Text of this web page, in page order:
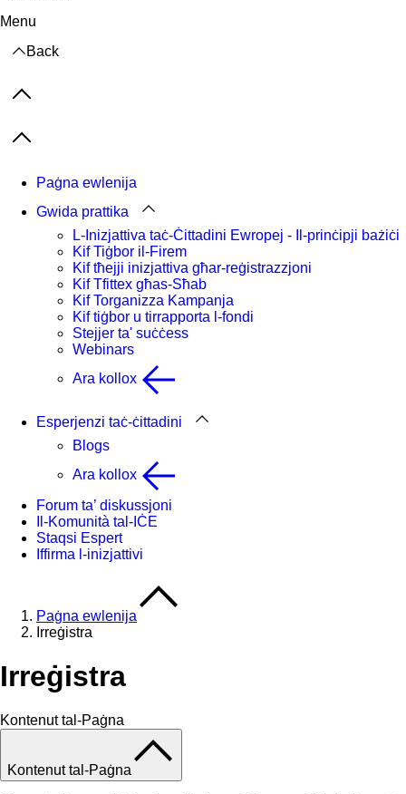
Menu
Back
Previous items
Next items
Paġna ewlenija
Gwida prattika
L-Inizjattiva taċ-Ċittadini Ewropej - Il-prinċipji bażiċi
Kif Tiġbor il-Firem
Kif tħejji inizjattiva għar-reġistrazzjoni
Kif Tfittex għas-Sħab
Kif Torganizza Kampanja
Kif tiġbor u tirrapporta l-fondi
Stejjer ta' suċċess
Webinars
Ara kollox
Esperjenzi taċ-ċittadini
Blogs
Ara kollox
Forum ta’ diskussjoni
Il-Komunità tal-IĊE
Staqsi Espert
Iffirma l-inizjattivi
Paġna ewlenija
Irreġistra
Irreġistra
Kontenut tal-Paġna
Kontenut tal-Paġna